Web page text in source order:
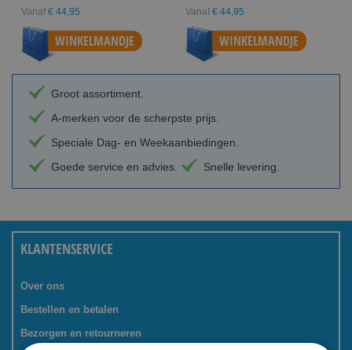
Vanaf € 44,95
WINKELMANDJE
Vanaf € 44,95
WINKELMANDJE
Groot assortiment.
A-merken voor de scherpste prijs.
Speciale Dag- en Weekaanbiedingen.
Goede service en advies.
Snelle levering.
KLANTENSERVICE
Over ons
Bestellen en betalen
Bezorgen en retourneren